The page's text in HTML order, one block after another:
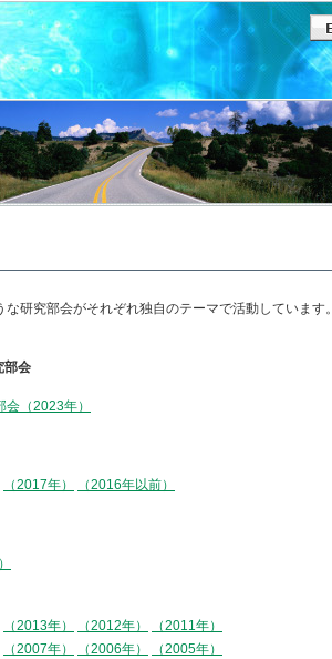
研究部会がそれぞれ独自のテーマで活動しています。
部会
（2023年）
（2017年） （2016年以前）
（2013年） （2012年）
（2011年）
（2007年） （2006年） （2005年）